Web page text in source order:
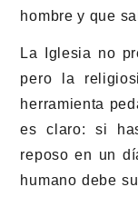
hombre y que
La Iglesia no
pero la
herramienta
es claro: si
reposo en un
humano debe